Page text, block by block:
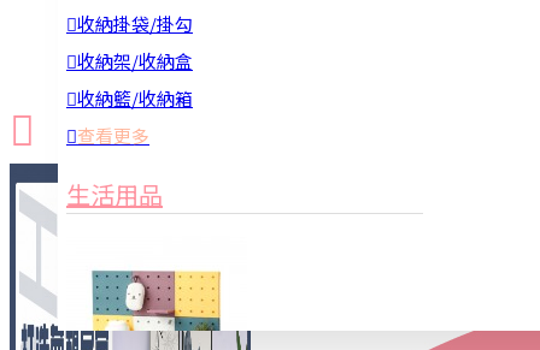
收納掛袋/掛勾
收納架/收納盒
收納籃/收納箱
查看更多
生活用品
新品上市